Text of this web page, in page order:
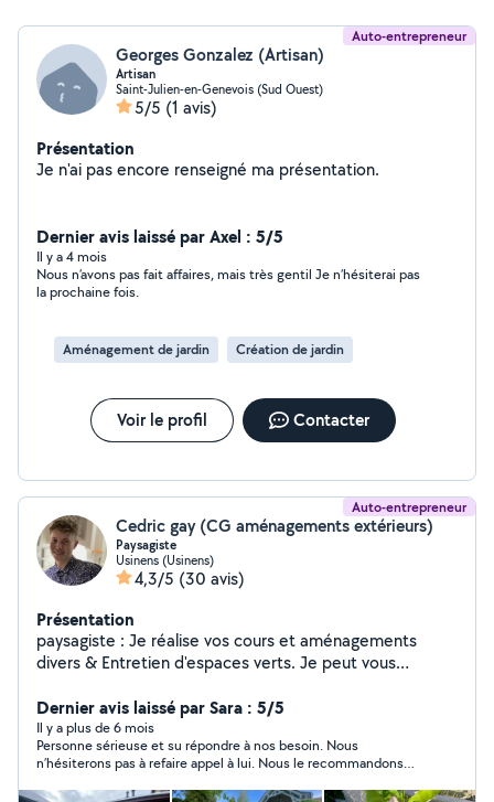
Auto-entrepreneur
Georges Gonzalez (Artisan)
Artisan
Saint-Julien-en-Genevois (Sud Ouest)
5/5 (1 avis)
Présentation
Je n'ai pas encore renseigné ma présentation.
Dernier avis laissé par Axel : 5/5
Il y a 4 mois
Nous n’avons pas fait affaires, mais très gentil Je n’hésiterai pas
la prochaine fois.
Aménagement de jardin Création de jardin
Voir le profil Contacter
Auto-entrepreneur
Cedric gay (CG aménagements extérieurs)
Paysagiste
Usinens (Usinens)
4,3/5 (30 avis)
Présentation
paysagiste : Je réalise vos cours et aménagements
divers & Entretien d'espaces verts. Je peut vous
modéliser sur un site 3 D vous permettant de vous
projeter dans votre aménagement ! Paiement par
chèque CESU.
Dernier avis laissé par Sara : 5/5
Il y a plus de 6 mois
Personne sérieuse et su répondre à nos besoin. Nous
n’hésiterons pas à refaire appel à lui. Nous le recommandons